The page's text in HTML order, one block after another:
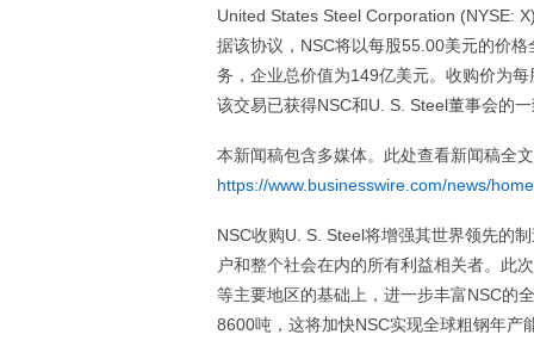
United States Steel Corporation (NYSE:
据该协议，NSC将以每股55.00美元的价
务，企业总价值为149亿美元。收购价为
该交易已获得NSC和U. S. Steel董事会的
本新闻稿包含多媒体。此处查看新闻稿全
https://www.businesswire.com/news/
NSC收购U. S. Steel将增强其世界领先的
户和整个社会在内的所有利益相关者。此
等主要地区的基础上，进一步丰富NSC的
8600吨，这将加快NSC实现全球粗钢年产